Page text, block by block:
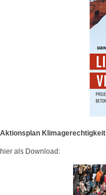
Aktionsplan Klimagerechtigkeit
hier als Download: